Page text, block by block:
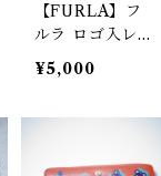
【FURLA】フ
ルラ ロゴ入レ
ザーロングウォ
レット yellow
¥5,000